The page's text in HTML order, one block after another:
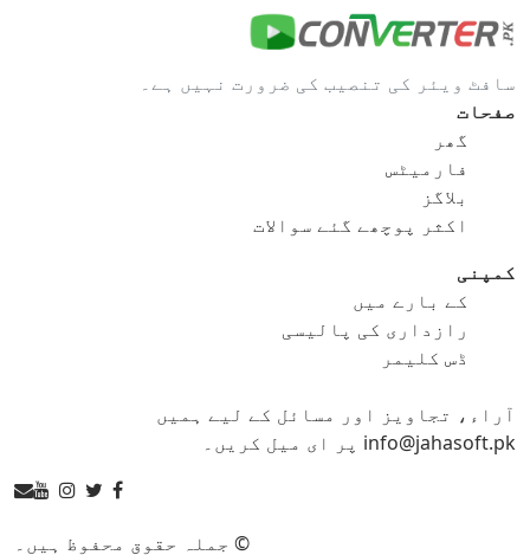
gif کو bmp
gif کو ico
gif کو png
gif کو tga
ico کو bmp
ico کو gif ico کو jpg
سافٹ ویئر کی تنصیب کی ضرورت نہیں ہے۔
صفحات
گھر
فارمیٹس
بلاگز
اکثر پوچھے گئے سوالات
کمپنی
کے بارے میں
رازداری کی پالیسی
ڈس کلیمر
آراء، تجاویز اور مسائل کے لیے ہمیں
info@jahasoft.pk پر ای میل کریں۔
© جملہ حقوق محفوظ ہیں۔